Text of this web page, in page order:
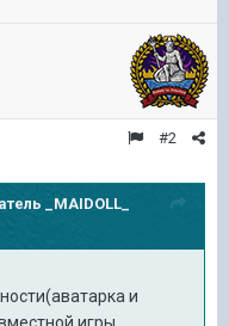
#2
_MAIDOLL_
и